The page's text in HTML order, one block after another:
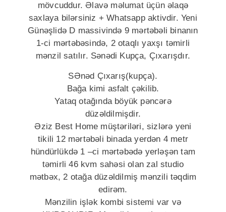
mövcuddur. Əlavə məlumat üçün əlaqə
saxlaya bilərsiniz + Whatsapp aktivdir. Yeni
Günəşlidə D massivində 9 mərtəbəli binanın
1-ci mərtəbəsində, 2 otaqlı yaxşı təmirli
mənzil satılır. Sənədi Kupça, Çıxarışdır.
SƏnəd Çıxarış(kupça).
Bağa kimi asfalt çəkilib.
Yataq otağında böyük pəncərə
düzəldilmişdir.
Əziz Best Home müştəriləri, sizlərə yeni
tikili 12 mərtəbəli binada yerdən 4 metr
hündürlükdə 1 –ci mərtəbədə yerləşən tam
təmirli 46 kvm sahəsi olan zal studio
mətbəx, 2 otağa düzəldilmiş mənzili təqdim
edirəm.
Mənzilin işlək kombi sistemi var və